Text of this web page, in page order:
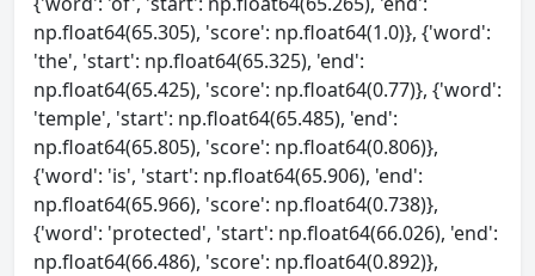
np.float64(65.305), 'score': np.float64(1.0)}, {'word':
'the', 'start': np.float64(65.325), 'end':
np.float64(65.425), 'score': np.float64(0.77)}, {'word':
'temple', 'start': np.float64(65.485), 'end':
np.float64(65.805), 'score': np.float64(0.806)},
{'word': 'is', 'start': np.float64(65.906), 'end':
np.float64(65.966), 'score': np.float64(0.738)},
{'word': 'protected', 'start': np.float64(66.026), 'end':
np.float64(66.486), 'score': np.float64(0.892)},